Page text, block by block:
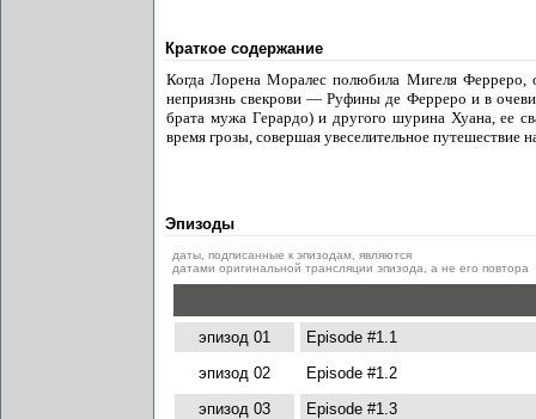
Краткое содержание
Когда Лорена Моралес полюбила Мигеля Ферреро,
неприязнь свекрови — Руфины де Ферреро и в
брата мужа Герардо) и другого шурина Хуана, ее
время грозы, совершая увеселительное путешествие
Эпизоды
даты, подписанные к эпизодам, являются
датами оригинальной трансляции эпизода, а не его повтора
эпизод 01
Episode #1.1
эпизод 02
Episode #1.2
эпизод 03
Episode #1.3